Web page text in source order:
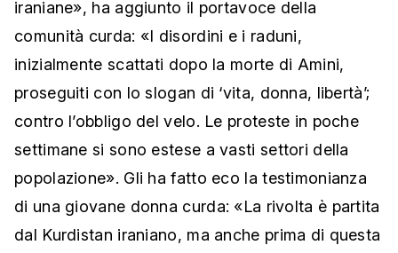
iraniane», ha aggiunto il portavoce della
comunità curda: «I disordini e i raduni,
inizialmente scattati dopo la morte di Amini,
proseguiti con lo slogan di ‘vita, donna, libertà’;
contro l’obbligo del velo. Le proteste in poche
settimane si sono estese a vasti settori della
popolazione». Gli ha fatto eco la testimonianza
di una giovane donna curda: «La rivolta è partita
dal Kurdistan iraniano, ma anche prima di questa